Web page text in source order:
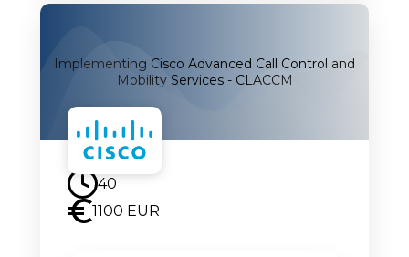
Implementing Cisco Advanced Call Control and
Mobility Services - CLACCM
Uskoro
40
1100 EUR